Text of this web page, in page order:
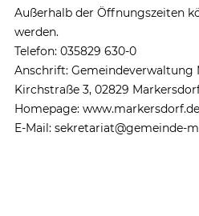
Außerhalb der Öffnungszeiten
werden.
Telefon: 035829 630-0
Anschrift: Gemeindeverwaltung
Kirchstraße 3, 02829
Homepage: www.markersdorf.de
E-Mail: sekretariat@gemeinde-